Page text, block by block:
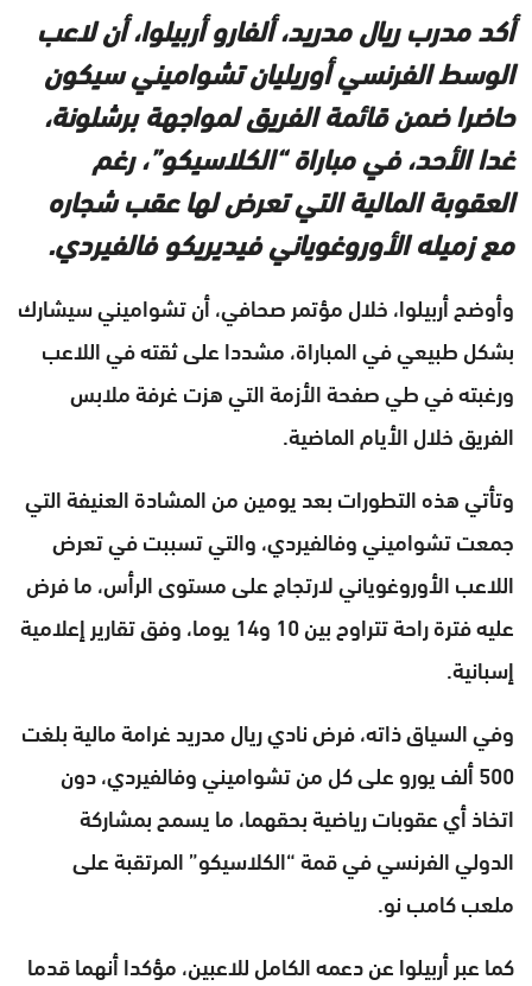
أكد مدربريال مدريد،ألفارو أربيلوا، أن لاعب
الوسط الفرنسيأوريليان تشوامينيسيكون
حاضرا ضمن قائمة الفريق لمواجهةبرشلونة،
غدا الأحد، في مباراة “الكلاسيكو”، رغم
العقوبة المالية التي تعرض لها عقب شجاره
مع زميله الأوروغويانيفيديريكو فالفيردي.
وأوضح أربيلوا، خلال مؤتمر صحافي، أن تشواميني سيشارك
بشكل طبيعي في المباراة، مشددا على ثقته في اللاعب
ورغبته في طي صفحة الأزمة التي هزت غرفة ملابس
الفريق خلال الأيام الماضية.
وتأتي هذه التطورات بعد يومين من المشادة العنيفة التي
جمعت تشواميني وفالفيردي، والتي تسببت في تعرض
اللاعب الأوروغوياني لارتجاج على مستوى الرأس، ما فرض
عليه فترة راحة تتراوح بين 10 و14 يوما، وفق تقارير إعلامية
إسبانية.
وفي السياق ذاته، فرض نادي ريال مدريد غرامة مالية بلغت
500 ألف يورو على كل من تشواميني وفالفيردي، دون
اتخاذ أي عقوبات رياضية بحقهما، ما يسمح بمشاركة
الدولي الفرنسي في قمة “الكلاسيكو” المرتقبة على
ملعب كامب نو.
كما عبر أربيلوا عن دعمه الكامل للاعبين، مؤكدا أنهما قدما